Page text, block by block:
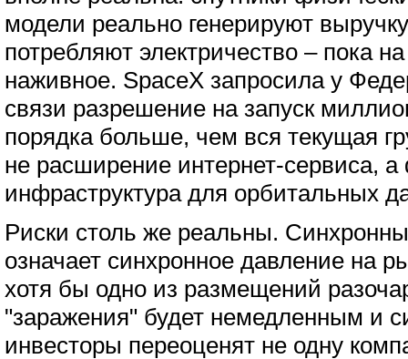
модели реально генерируют
потребляют электричество – пока
наживное. SpaceX запросила у
связи разрешение на запуск
порядка больше, чем вся текущая
не расширение интернет-сервиса, а
инфраструктура для орбитальных
Риски столь же реальны.
означает синхронное давление на
хотя бы одно из размещений
"заражения" будет немедленным и
инвесторы переоценят не одну